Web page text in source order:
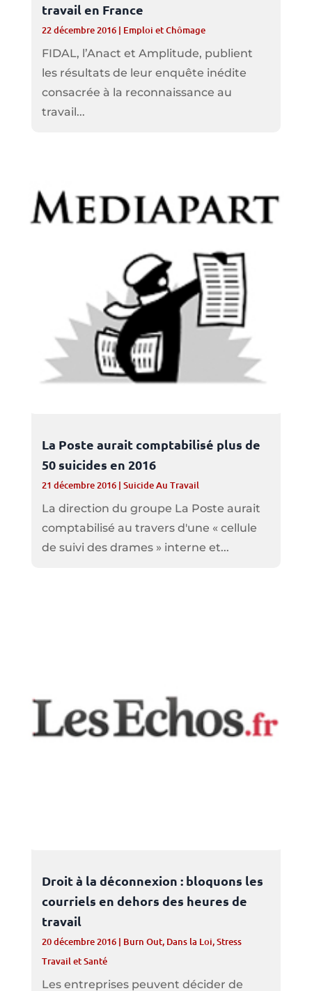
travail en France
22 décembre 2016| Emploi et Chômage
FIDAL, l’Anact et Amplitude, publient
les résultats de leur enquête inédite
consacrée à la reconnaissance au
travail...
La Poste aurait comptabilisé plus de
50 suicides en 2016
21 décembre 2016| Suicide Au Travail
La direction du groupe La Poste aurait
comptabilisé au travers d'une « cellule
de suivi des drames » interne et...
Droit à la déconnexion : bloquons les
courriels en dehors des heures de
travail
20 décembre 2016| Burn Out, Dans la Loi,Stress
Travail et Santé
Les entreprises peuvent décider de